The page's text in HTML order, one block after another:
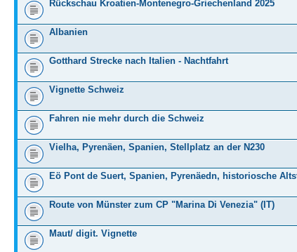
Rückschau Kroatien-Montenegro-Griechenland 2025
Albanien
Gotthard Strecke nach Italien - Nachtfahrt
Vignette Schweiz
Fahren nie mehr durch die Schweiz
Vielha, Pyrenäen, Spanien, Stellplatz an der N230
Eö Pont de Suert, Spanien, Pyrenäedn, historiosche
Route von Münster zum CP "Marina Di Venezia" (IT)
Maut/ digit. Vignette